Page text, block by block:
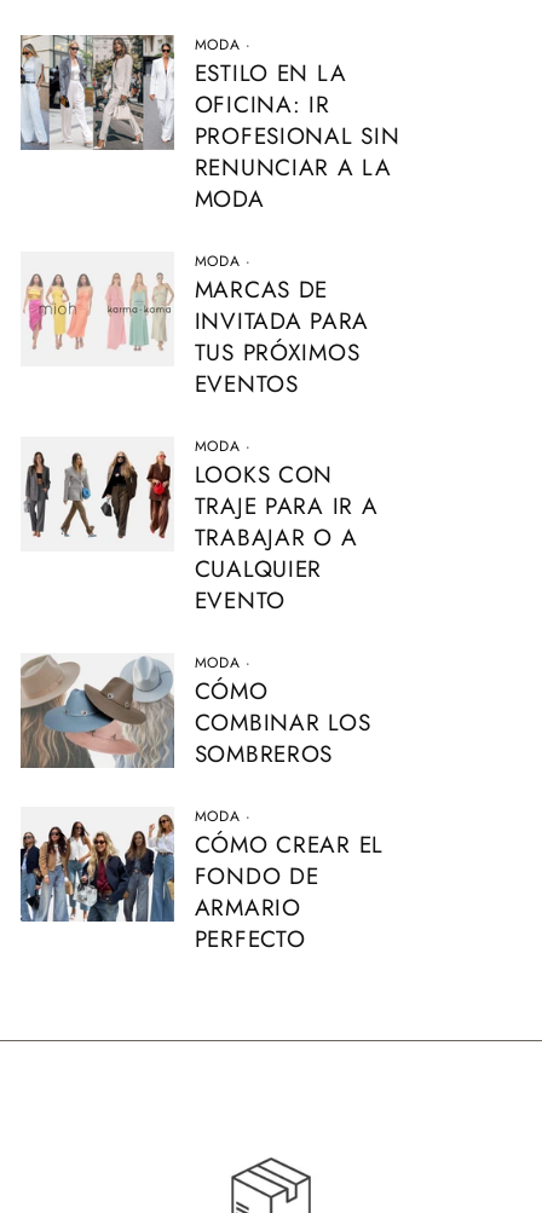
MODA ·
ESTILO EN LA
OFICINA: IR
PROFESIONAL SIN
RENUNCIAR A LA
MODA
MODA ·
MARCAS DE
INVITADA PARA
TUS PRÓXIMOS
EVENTOS
MODA ·
LOOKS CON
TRAJE PARA IR A
TRABAJAR O A
CUALQUIER
EVENTO
MODA ·
CÓMO
COMBINAR LOS
SOMBREROS
MODA ·
CÓMO CREAR EL
FONDO DE
ARMARIO
PERFECTO